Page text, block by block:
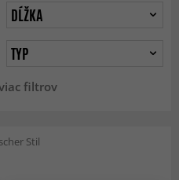
filtrov
DĹŽKA
TYP
Stil